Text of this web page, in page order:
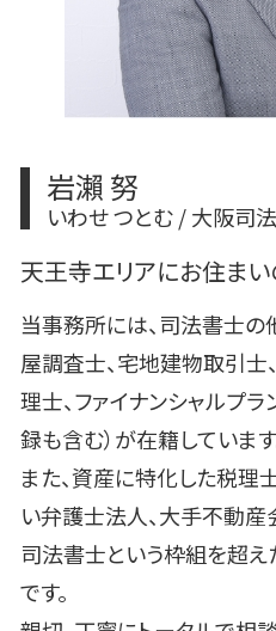
岩瀨 努
いわせ つとむ / 大阪司
天王寺エリアにお住ま
当事務所には、司法書士の
屋調査士、宅地建物取引士
理士、ファイナンシャルプ
録も含む）が在籍しています
また、資産に特化した税理
い弁護士法人、大手不動産
司法書士という枠組を超
です。